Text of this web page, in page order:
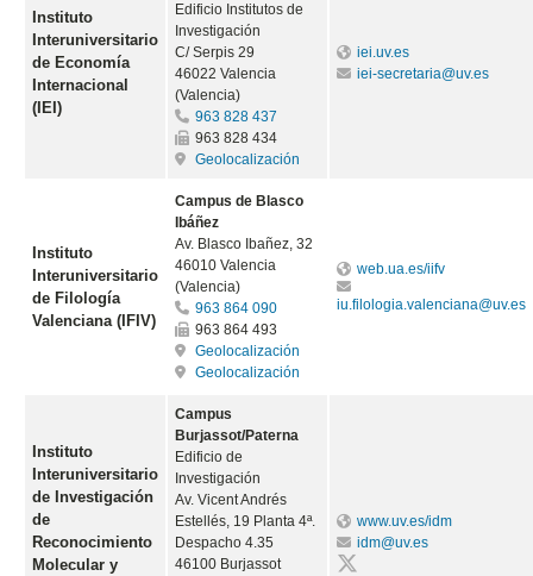
Instituto
Interuniversitario
de Economía
Internacional
(IEI)
Edificio Institutos de
Investigación
C/ Serpis 29
46022 Valencia
(Valencia)
963 828 437
963 828 434
Geolocalización
iei.uv.es
iei-secretaria@uv.es
Instituto
Interuniversitario
de Filología
Valenciana (IFIV)
Campus de Blasco
Ibáñez
Av. Blasco Ibañez, 32
46010 Valencia
(Valencia)
963 864 090
963 864 493
Geolocalización
Geolocalización
web.ua.es/iifv
iu.filologia.valenciana@uv.es
Instituto
Interuniversitario
de Investigación
de
Reconocimiento
Molecular y
Campus
Burjassot/Paterna
Edificio de
Investigación
Av. Vicent Andrés
Estellés, 19 Planta 4ª.
Despacho 4.35
46100 Burjassot
www.uv.es/idm
idm@uv.es